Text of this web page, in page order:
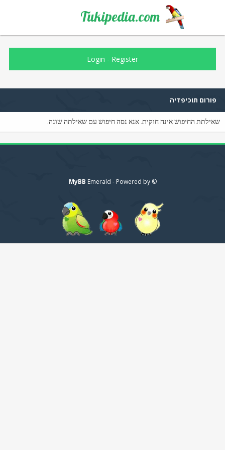
Tukipedia.com
Login - Register
פורום תוכיפדיה
שאילתת החיפוש אינה חוקית. אנא נסה חיפוש עם שאילתה שונה.
© Emerald - Powered by
MyBB